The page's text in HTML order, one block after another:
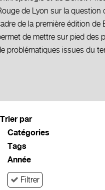
de Lyon sur la question
de la première édition de
de mettre sur pied des
problématiques issues du
Trier par
Catégories
Tags
Année
Filtrer